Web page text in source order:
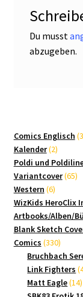
Du musst
abzugeben.
Comics Englisch
Kalender 22
Poldi und
Variantcover 6565
Western 66
WizKids HeroClix
Artbooks/Alben/
Blank Sketch
Comics 330330
Bruchbach
Link Fighters
Matt Eagle 1414